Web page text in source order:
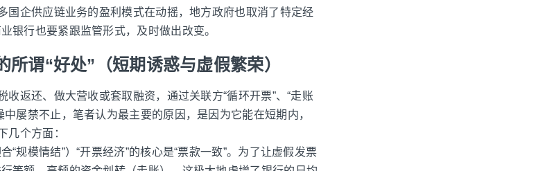
国企供应链业务的盈利模式在动摇，地方政府也取消了特定经
银行也要紧跟监管形式，及时做出改变。
谓“好处”（短期诱惑与虚假繁荣）
收返还、做大营收或套取融资，通过关联方“循环开票”、“走账
屡禁不止，笔者认为最主要的原因，是因为它能在短期内，
几个方面：
“规模情结”）“开票经济”的核心是“票款一致”。为了让虚假发票